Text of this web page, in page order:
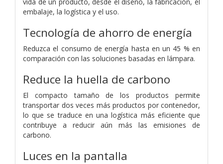
embalaje, la logística y el uso.
Tecnología de ahorro de energía
Reduzca el consumo de energía hasta en un 45 % en
comparación con las soluciones basadas en lámpara.
Reduce la huella de carbono
El compacto tamaño de los productos permite
transportar dos veces más productos por contenedor,
lo que se traduce en una logística más eficiente que
contribuye a reducir aún más las emisiones de
carbono.
Luces en la pantalla